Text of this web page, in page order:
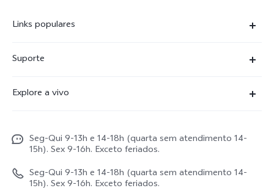
Links populares
X300Pro
V70
V70 FE
Suporte
Atualização do sistema
Manual do utilizador
Atualizar registo
Explore a vivo
Carreiras ao vivo
Avisos legais
Seg-Qui 9-13h e 14-18h (quarta sem atendimento 14-
15h). Sex 9-16h. Exceto feriados.
Seg-Qui 9-13h e 14-18h (quarta sem atendimento 14-
15h). Sex 9-16h. Exceto feriados.